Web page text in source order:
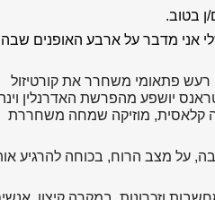
ן בטוב.
אני מדבר על ארבע האופנים
רעש פתאומי משחרר את קורטיזול
יושפע מהפרשת האדרנלין
קלאסית, מוזיקה שמחה משחררת
על מצב הרוח, בכוחה להרגיע